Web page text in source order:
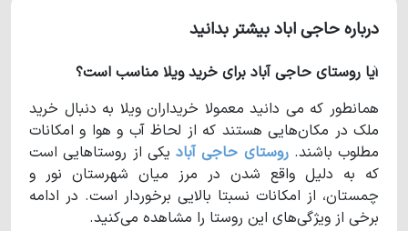
درباره حاجی اباد بیشتر بدانید
آیا روستای حاجی آباد برای خرید ویلا مناسب است؟
همانطور که می دانید معمولا خریداران ویلا به دنبال خرید
ملک در مکان‌هایی هستند که از لحاظ آب و هوا و امکانات
مطلوب باشند.روستای حاجی آباد یکی از روستاهایی است
که به دلیل واقع شدن در مرز میان شهرستان نور و
چمستان، از امکانات نسبتا بالایی برخوردار است. در ادامه
برخی از ویژگی‌های این روستا را مشاهده می‌کنید.